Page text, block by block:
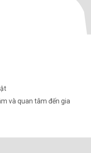
và quan tâm đến gia